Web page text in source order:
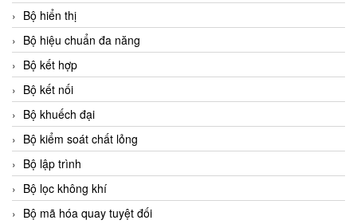
Bộ hiển thị
Bộ hiệu chuẩn đa năng
Bộ kết hợp
Bộ kết nối
Bộ khuếch đại
Bộ kiểm soát chất lỏng
Bộ lập trình
Bộ lọc không khí
Bộ mã hóa quay tuyệt đối